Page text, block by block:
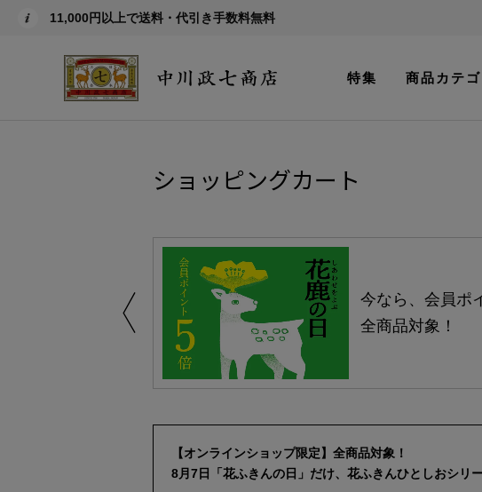
11,000円以上で送料・代引き手数料無料
特集 商品カテゴ
ショッピングカート
今なら、会員ポ
全商品対象！
【オンラインショップ限定】全商品対象！
8月7日「花ふきんの日」だけ、花ふきんひとしおシリ